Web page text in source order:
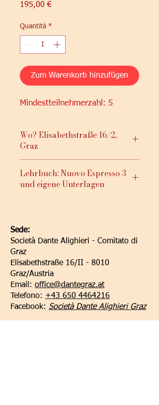
195,00 €Prezzo
Quantità *
Zum Warenkorb hinzufügen
Mindestteilnehmerzahl: 5
Wo? Elisabethstraße 16/2,
Graz
Lehrbuch: Nuovo Espresso 3
und eigene Unterlagen
Sede:
Società Dante Alighieri - Comitato di
Graz
Elisabethstraße 16/II - 8010
Graz/Austria
Email: office@dantegraz.at
Telefono: +43 650 4464216
Facebook: Società Dante Alighieri Graz